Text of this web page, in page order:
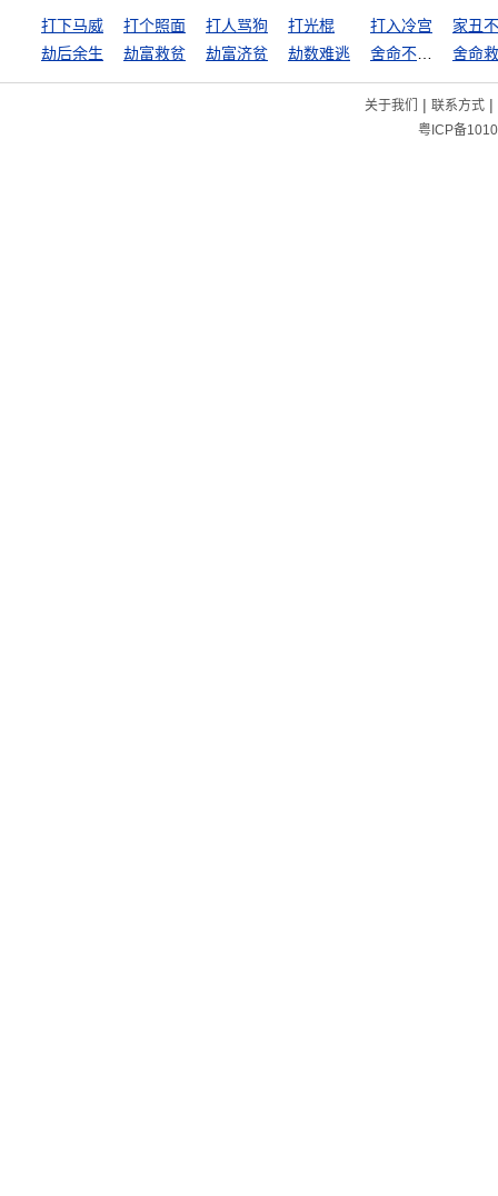
打下马威 打个照面 打人骂狗 打光棍
打入冷宫
劫后余生
劫富救贫 劫富济贫 劫数难逃 舍命
关于我们 | 联系方式|
粤ICP备